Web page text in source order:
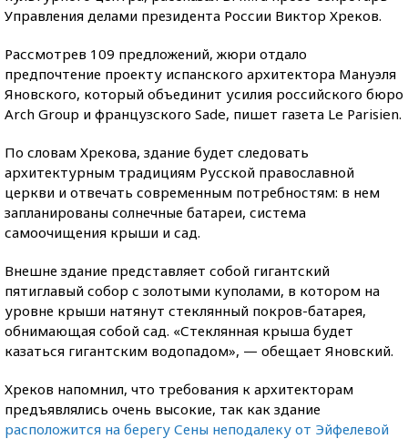
Управления делами президента России Виктор Хреков.
Рассмотрев 109 предложений, жюри отдало
предпочтение проекту испанского архитектора Мануэля
Яновского, который объединит усилия российского бюро
Arch Group и французского Sade, пишет газета Le Parisien.
По словам Хрекова, здание будет следовать
архитектурным традициям Русской православной
церкви и отвечать современным потребностям: в нем
запланированы солнечные батареи, система
самоочищения крыши и сад.
Внешне здание представляет собой гигантский
пятиглавый собор с золотыми куполами, в котором на
уровне крыши натянут стеклянный покров-батарея,
обнимающая собой сад. «Стеклянная крыша будет
казаться гигантским водопадом», — обещает Яновский.
Хреков напомнил, что требования к архитекторам
предъявлялись очень высокие, так как здание
расположится на берегу Сены неподалеку от Эйфелевой